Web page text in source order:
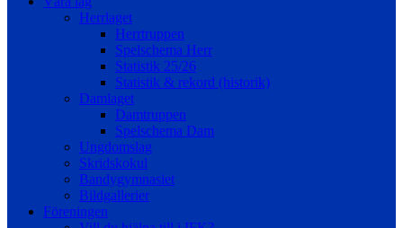
Herrlaget
Herrtruppen
Spelschema Herr
Statistik 25/26
Statistik & rekord (historik)
Damlaget
Damtruppen
Spelschema Dam
Ungdomslag
Skridskokul
Bandygymnasiet
Bildgallerier
Föreningen